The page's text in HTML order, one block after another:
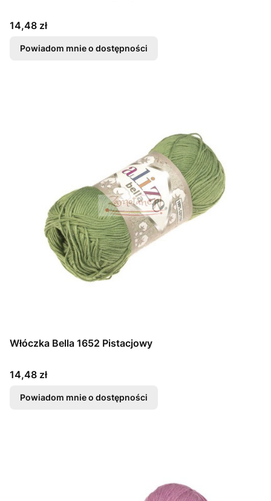
Cena
14,48 zł
Powiadom mnie o dostępności
Włóczka Bella 1652 Pistacjowy
Cena
14,48 zł
Powiadom mnie o dostępności